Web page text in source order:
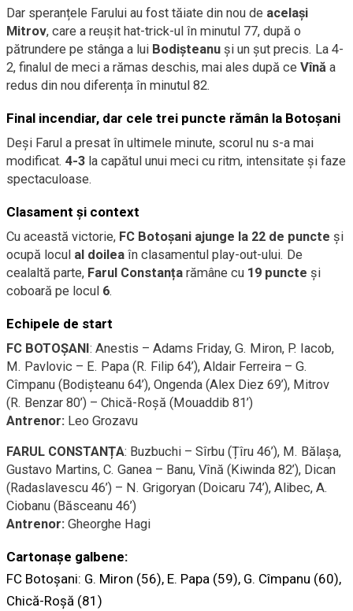
Dar speranțele Farului au fost tăiate din nou de același
Mitrov, care a reușit hat-trick-ul în minutul 77, după o
pătrundere pe stânga a lui Bodișteanu și un șut precis. La 4-
2, finalul de meci a rămas deschis, mai ales după ce Vînă a
redus din nou diferența în minutul 82.
Final incendiar, dar cele trei puncte rămân la Botoșani
Deși Farul a presat în ultimele minute, scorul nu s-a mai
modificat. 4-3 la capătul unui meci cu ritm, intensitate și faze
spectaculoase.
Clasament și context
Cu această victorie, FC Botoșani ajunge la 22 de puncte și
ocupă locul al doilea în clasamentul play-out-ului. De
cealaltă parte, Farul Constanța rămâne cu 19 puncte și
coboară pe locul 6.
Echipele de start
FC BOTOȘANI: Anestis – Adams Friday, G. Miron, P. Iacob,
M. Pavlovic – E. Papa (R. Filip 64’), Aldair Ferreira – G.
Cîmpanu (Bodișteanu 64’), Ongenda (Alex Diez 69’), Mitrov
(R. Benzar 80’) – Chică-Roșă (Mouaddib 81’)
Antrenor: Leo Grozavu
FARUL CONSTANȚA: Buzbuchi – Sîrbu (Țîru 46’), M. Bălașa,
Gustavo Martins, C. Ganea – Banu, Vînă (Kiwinda 82’), Dican
(Radaslavescu 46’) – N. Grigoryan (Doicaru 74’), Alibec, A.
Ciobanu (Băsceanu 46’)
Antrenor: Gheorghe Hagi
Cartonașe galbene:
FC Botoșani: G. Miron (56), E. Papa (59), G. Cîmpanu (60),
Chică-Roșă (81)